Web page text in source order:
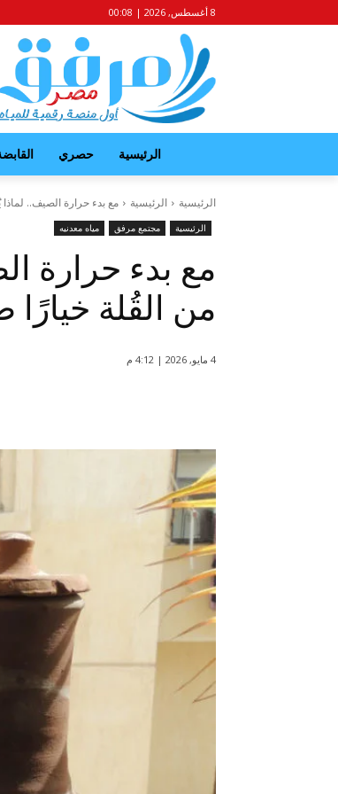
8 أغسطس, 2026 | 00:08
الرئيسية حصري
الرئيسية الرئيسية مع بدء حرارة الصيف..
الرئيسية مجتمع مرفق مياه معدنيه
مع بدء حرارة
من القُلة خيارًا
4 مايو, 2026 | 4:12 م